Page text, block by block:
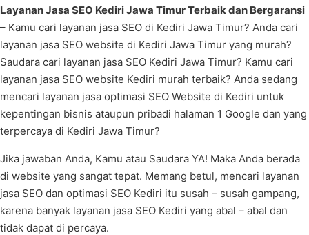
Layanan Jasa SEO Kediri Jawa Timur Terbaik dan Bergaransi
– Kamu cari layanan jasa SEO di Kediri Jawa Timur? Anda cari
layanan jasa SEO website di Kediri Jawa Timur yang murah?
Saudara cari layanan jasa SEO Kediri Jawa Timur? Kamu cari
layanan jasa SEO website Kediri murah terbaik? Anda sedang
mencari layanan jasa optimasi SEO Website di Kediri untuk
kepentingan bisnis ataupun pribadi halaman 1 Google dan yang
terpercaya di Kediri Jawa Timur?
Jika jawaban Anda, Kamu atau Saudara YA! Maka Anda berada
di website yang sangat tepat. Memang betul, mencari layanan
jasa SEO dan optimasi SEO Kediri itu susah – susah gampang,
karena banyak layanan jasa SEO Kediri yang abal – abal dan
tidak dapat di percaya.